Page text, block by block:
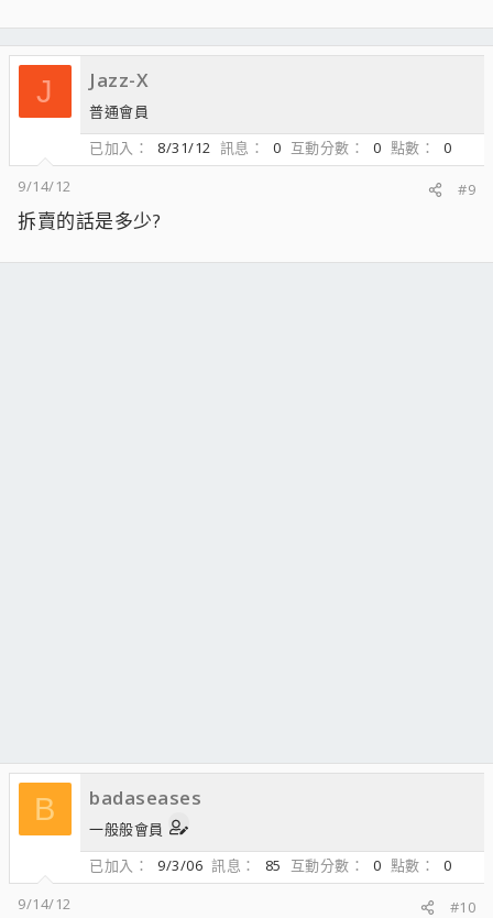
J Jazz-X
普通會員
已加入
8/31/12 訊息 0 互動分數 0 點數
0
9/14/12
#9
拆賣的話是多少?
B badaseases
一般般會員
已加入
9/3/06 訊息 85 互動分數 0 點數
0
9/14/12
#10